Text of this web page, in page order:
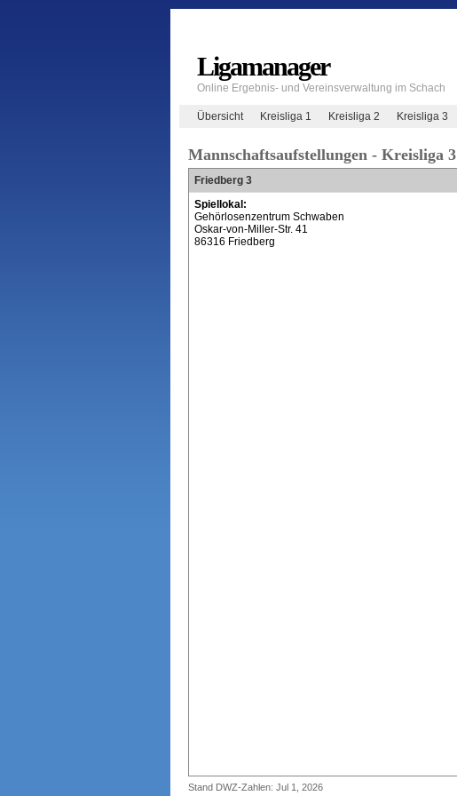
Ligamanager
Online Ergebnis- und Vereinsverwaltung im Schach
Übersicht Kreisliga 1 Kreisliga 2 Kreisliga 3
Mannschaftsaufstellungen - Kreisliga 3
Friedberg 3
Spiellokal:
Gehörlosenzentrum Schwaben
Oskar-von-Miller-Str. 41
86316 Friedberg
Stand DWZ-Zahlen: Jul 1, 2026